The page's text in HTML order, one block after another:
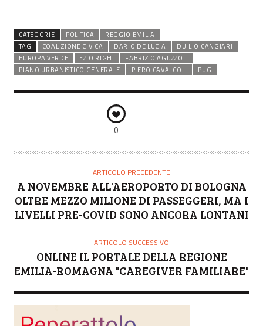
CATEGORIE POLITICA
REGGIO EMILIA
TAG
COALIZIONE CIVICA DARIO DE LUCIA
DUILIO CANGIARI
EUROPA VERDE
EZIO RIGHI
FABRIZIO AGUZZOLI
PIANO URBANISTICO GENERALE
PIERO CAVALCOLI PUG
0
ARTICOLO PRECEDENTE
A NOVEMBRE ALL'AEROPORTO DI BOLOGNA
OLTRE MEZZO MILIONE DI PASSEGGERI, MA I
LIVELLI PRE-COVID SONO ANCORA LONTANI
ARTICOLO SUCCESSIVO
ONLINE IL PORTALE DELLA REGIONE
EMILIA-ROMAGNA "CAREGIVER FAMILIARE"